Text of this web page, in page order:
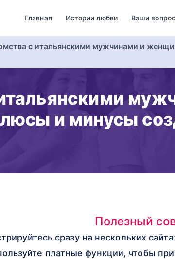
Главная Истории любви Ваши
с итальянскими мужчинами и
и минусы
Полезный
сразу на нескольких
платные функции, чтобы